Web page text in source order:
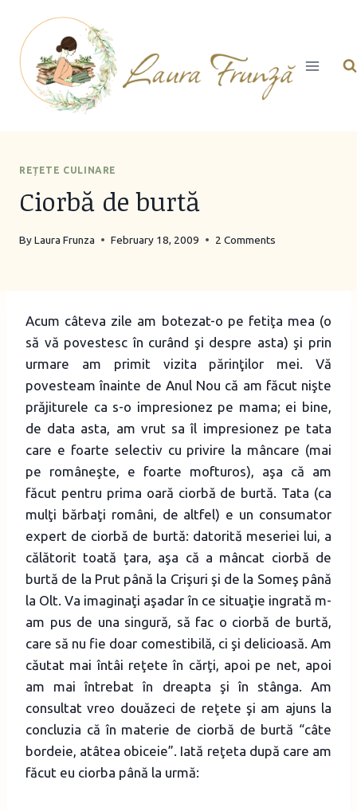
content
REȚETE CULINARE
Ciorbă de burtă
ByLaura Frunza February 18, 2009 2 Comments
Acum câteva zile am botezat-o pe fetiţa mea (o
să vă povestesc în curând şi despre asta) şi prin
urmare am primit vizita părinţilor mei. Vă
povesteam înainte de Anul Nou că am făcut nişte
prăjiturele ca s-o impresionez pe mama; ei bine,
de data asta, am vrut sa îl impresionez pe tata
care e foarte selectiv cu privire la mâncare (mai
pe româneşte, e foarte mofturos), aşa că am
făcut pentru prima oară ciorbă de burtă. Tata (ca
mulţi bărbaţi români, de altfel) e un consumator
expert de ciorbă de burtă: datorită meseriei lui, a
călătorit toată ţara, aşa că a mâncat ciorbă de
burtă de la Prut până la Crişuri şi de la Someş până
la Olt. Va imaginaţi aşadar în ce situaţie ingrată m-
am pus de una singură, să fac o ciorbă de burtă,
care să nu fie doar comestibilă, ci şi delicioasă. Am
căutat mai întâi reţete în cărţi, apoi pe net, apoi
am mai întrebat în dreapta şi în stânga. Am
consultat vreo douăzeci de reţete şi am ajuns la
concluzia că în materie de ciorbă de burtă “câte
bordeie, atâtea obiceie”. Iată reţeta după care am
făcut eu ciorba până la urmă: